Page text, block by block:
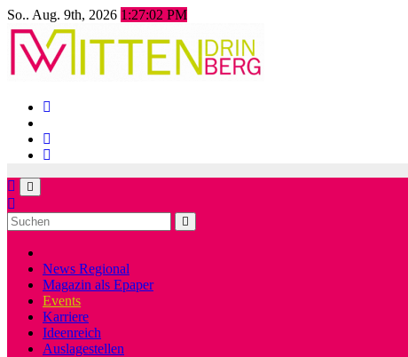
Zum
Inhalt
springen
So.. Aug. 9th, 2026 1:27:02 PM
News Regional
Magazin als Epaper
Events
Karriere
Ideenreich
Auslagestellen